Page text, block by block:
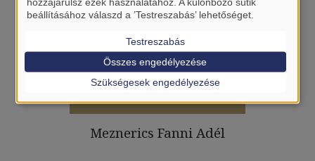
Meznerics Fanni Adél
beállításához válaszd a ’Testreszabás’ lehetőséget.
Testreszabás
Szükségesek engedélyezése
Összes engedélyezése